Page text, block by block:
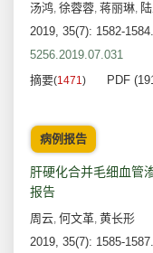
汤鸿, 徐蓉蓉, 蒋丽琳,
2019, 35(7): 1582-1584.
5256.2019.07.031
摘要(1471) PDF
病例报告
肝硬化合并毛细血管
报告
周云, 何文革, 黄长形
2019, 35(7): 1585-1587.